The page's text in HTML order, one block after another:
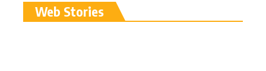
Web Storiesरामलला विग्रह की प्राण
प्रतिष्ठा